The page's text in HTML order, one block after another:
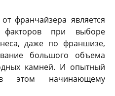
франчайзера является
при выборе
даже по франшизе,
большого объема
камней. И опытный
этом начинающему